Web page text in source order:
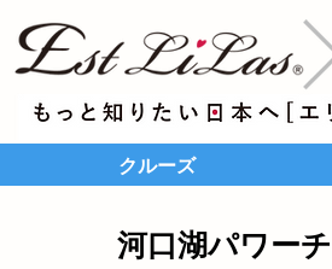
クルーズ
河口湖パワー